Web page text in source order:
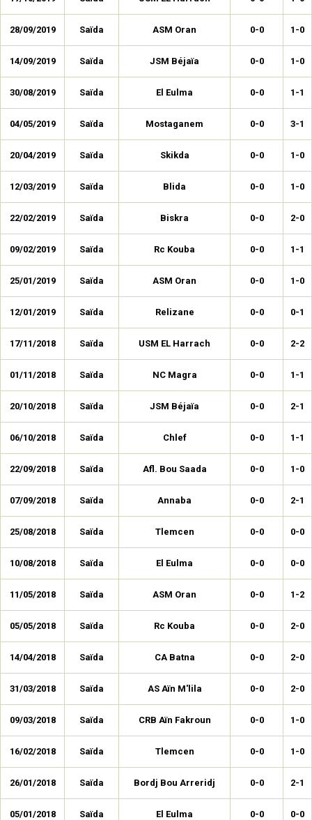
28/09/2019 Saïda ASM Oran 0-0 1-0
14/09/2019 Saïda JSM Béjaïa 0-0 1-0
30/08/2019 Saïda El Eulma 0-0 1-1
04/05/2019 Saïda Mostaganem 0-0 3-1
20/04/2019 Saïda Skikda 0-0 1-0
12/03/2019 Saïda Blida 0-0 1-0
22/02/2019 Saïda Biskra 0-0 2-0
09/02/2019 Saïda Rc Kouba 0-0 1-1
25/01/2019 Saïda ASM Oran 0-0 1-0
12/01/2019 Saïda Relizane 0-0 0-1
17/11/2018 Saïda USM EL Harrach 0-0 2-2
01/11/2018 Saïda NC Magra 0-0 1-1
20/10/2018 Saïda JSM Béjaïa 0-0 2-1
06/10/2018 Saïda Chlef 0-0 1-1
22/09/2018 Saïda Afl. Bou Saada 0-0 1-0
07/09/2018 Saïda Annaba 0-0 2-1
25/08/2018 Saïda Tlemcen 0-0 0-0
10/08/2018 Saïda El Eulma 0-0 0-0
11/05/2018 Saïda ASM Oran 0-0 1-2
05/05/2018 Saïda Rc Kouba 0-0 2-0
14/04/2018 Saïda CA Batna 0-0 2-0
31/03/2018 Saïda AS Aïn M'lila 0-0 2-0
09/03/2018 Saïda CRB Aïn Fakroun 0-0 1-0
16/02/2018 Saïda Tlemcen 0-0 1-0
26/01/2018 Saïda Bordj Bou Arreridj 0-0 2-1
05/01/2018 Saïda El Eulma 0-0 0-0